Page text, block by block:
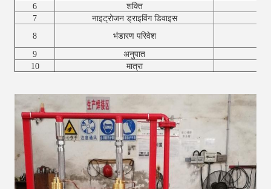
6
शक्ति
7
नाइट्रोजन ड्राइविंग डिवाइस
8
भंडारण परिवेश
9
अनुपात
10
मात्रा